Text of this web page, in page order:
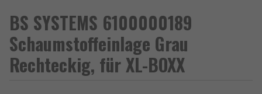
BS SYSTEMS 6100000189
Schaumstoffeinlage Grau
Rechteckig, für XL-BOXX